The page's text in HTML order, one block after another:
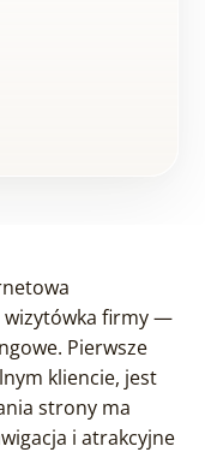
wizytówka firmy —
Pierwsze
kliencie, jest
strony ma
i atrakcyjne